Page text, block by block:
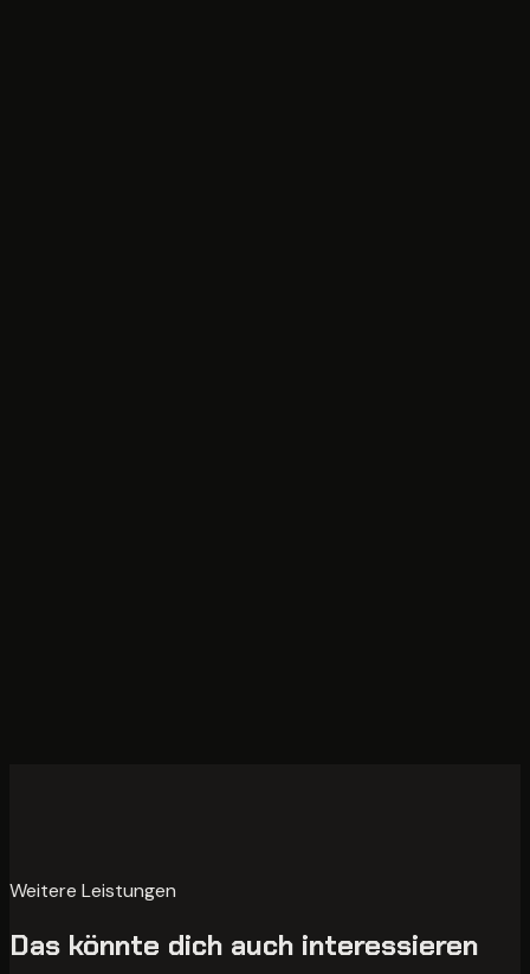
Weitere Leistungen
Das könnte dich auch interessieren